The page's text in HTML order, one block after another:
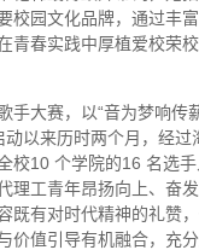
校园文化品牌，通过丰
青春实践中厚植爱校荣
手大赛，以“音为梦响传
动以来历时两个月，经过
校10 个学院的16 名选
理工青年昂扬向上、奋
既有对时代精神的礼赞
价值引导有机融合，充